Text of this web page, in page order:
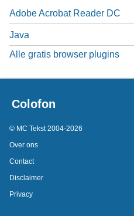
Adobe Acrobat Reader DC
Java
Alle gratis browser plugins
Colofon
© MC Tekst 2004-2026
Over ons
Contact
Disclaimer
Privacy